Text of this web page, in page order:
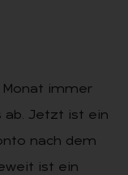
Monat immer
ab. Jetzt ist ein
nach dem
ist ein